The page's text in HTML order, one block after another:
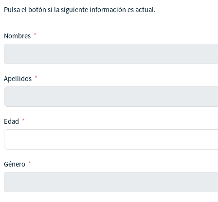
Pulsa el botón si la siguiente información es actual.
Nombres
Apellidos
Edad
Género